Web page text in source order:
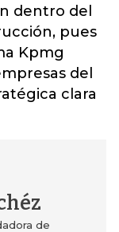
dentro del
pues
Kpmg
del
clara
de